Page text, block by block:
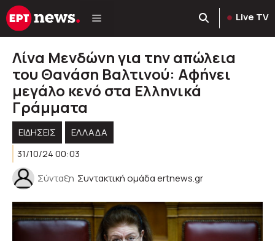
Μετάβαση
σε
Live TV
Λίνα Μενδώνη για την απώλεια
του Θανάση Βαλτινού: Αφήνει
μεγάλο κενό στα Ελληνικά
Γράμματα
ΕΙΔΗΣΕΙΣ
ΕΛΛΑΔΑ
31/10/24 00:03
Σύνταξη Συντακτική ομάδα ertnews.gr